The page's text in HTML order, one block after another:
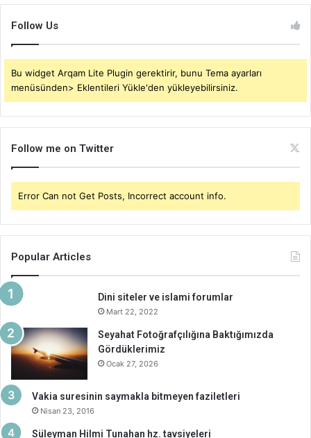
Follow Us
Bu widget Arqam Lite Plugin gerektirir, bunu Tema ayarları
menüsünden> Eklentileri Yükle'den yükleyebilirsiniz.
Follow me on Twitter
Error Can not Get Posts, Incorrect account info.
Popular Articles
Dini siteler ve islami forumlar
Mart 22, 2022
Seyahat Fotoğrafçılığına Baktığımızda
Gördüklerimiz
Ocak 27, 2026
Vakia suresinin saymakla bitmeyen faziletleri
Nisan 23, 2016
Süleyman Hilmi Tunahan hz. tavsiyeleri